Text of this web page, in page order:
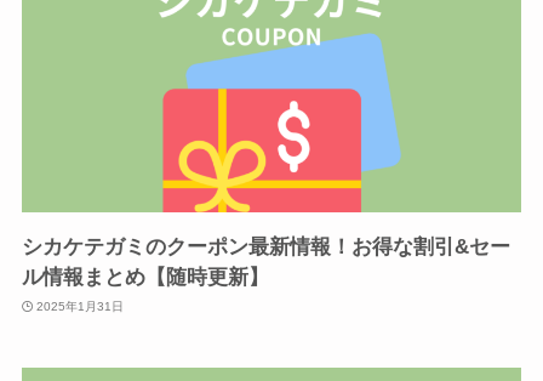
シカケテガミのクーポン最新情報！お得な割引&セー
ル情報まとめ【随時更新】
2025年1月31日